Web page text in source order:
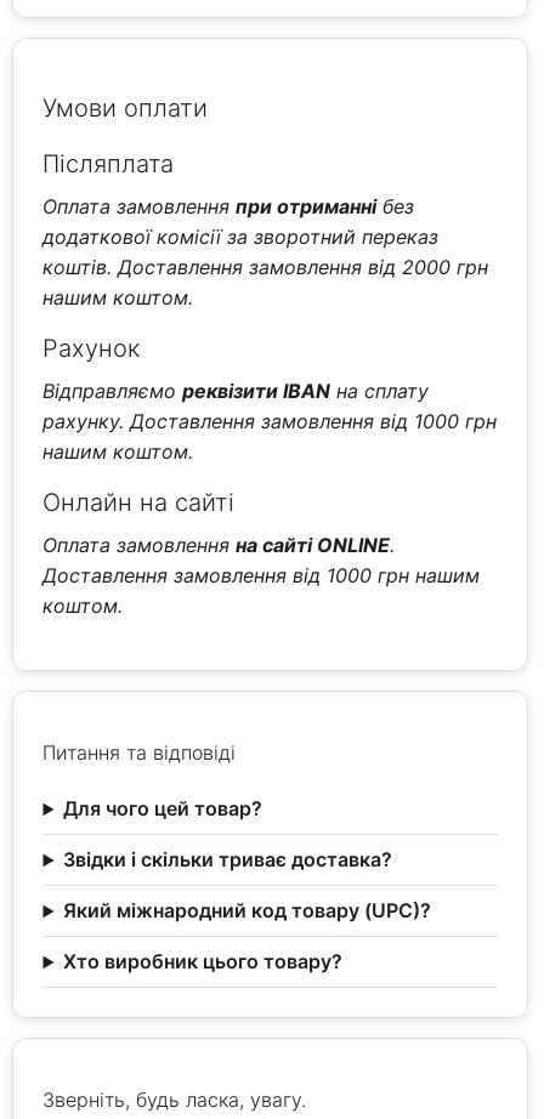
Умови оплати
Післяплата
Оплата замовленняпри отриманнібез
додаткової комісії за зворотний переказ
коштів. Доставлення замовлення від 2000 грн
нашим коштом.
Рахунок
Відправляємореквізити IBAN на сплату
рахунку. Доставлення замовлення від 1000 грн
нашим коштом.
Онлайн на сайті
Оплата замовленняна сайті ONLINE.
Доставлення замовлення від 1000 грн нашим
коштом.
Питання та відповіді
Для чого цей товар?
Звідки і скільки триває доставка?
Який міжнародний код товару (UPC)?
Хто виробник цього товару?
Зверніть, будь ласка, увагу.